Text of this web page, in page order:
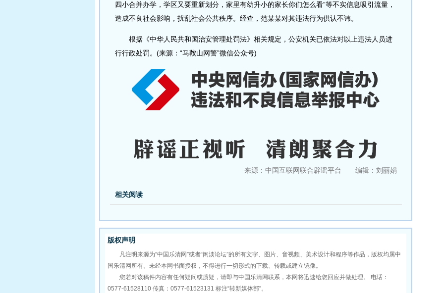
四小合并办学，学区又要重新划分，家里有幼升小的家长你们怎么看”等不实信息吸引流量，
造成不良社会影响，扰乱社会公共秩序。经查，范某某对其违法行为供认不讳。
根据《中华人民共和国治安管理处罚法》相关规定，公安机关已依法对以上违法人员进
行行政处罚。(来源：“马鞍山网警”微信公众号)
来源：中国互联网联合辟谣平台 编辑：刘丽娟
相关阅读
版权声明
凡注明来源为“中国乐清网”或者“闲淡论坛”的所有文字、图片、音视频、美术设计和程序等作品，版权均属中
国乐清网所有。未经本网书面授权，不得进行一切形式的下载、转载或建立镜像。
您若对该稿件内容有任何疑问或质疑，请即与中国乐清网联系，本网将迅速给您回应并做处理。 电话：
0577-61528110 传真：0577-61523131 标注“转新媒体部”。